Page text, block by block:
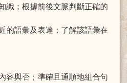
識；根據前後文脈判斷正確的
的語彙及表達；了解該語彙在
容與否；準確且通順地組合句